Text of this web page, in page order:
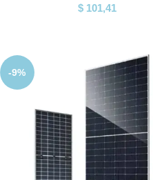
$ 101,41
-9%